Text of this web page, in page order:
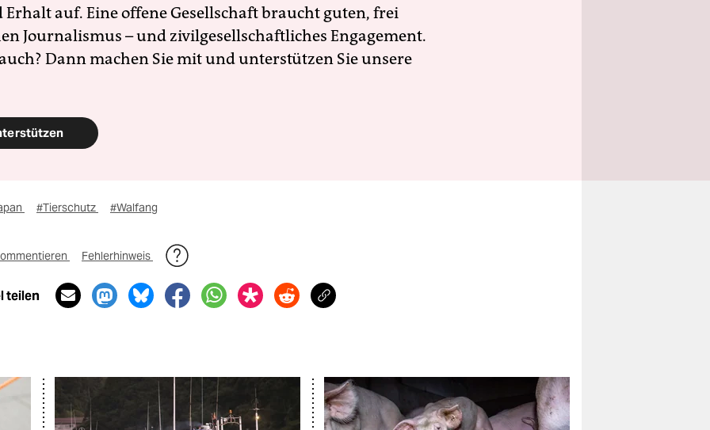
Erhalt auf. Eine offene Gesellschaft braucht guten, frei
Journalismus – und zivilgesellschaftliches Engagement.
Dann machen Sie mit und unterstützen Sie unsere
#Tierschutz #Walfang
Fehlerhinweis
teilen